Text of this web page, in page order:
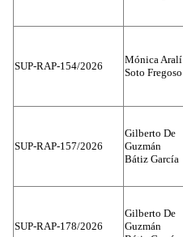
SUP-RAP-154/2026
Mónica Aralí
Soto Fregoso
SUP-RAP-157/2026
Gilberto De
Guzmán
Bátiz García
SUP-RAP-178/2026
Gilberto De
Guzmán